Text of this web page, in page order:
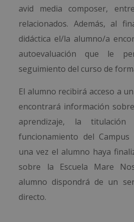
avid media composer,
relacionados. Además, al
didáctica el/la alumno/a
autoevaluación que le
seguimiento del curso de
El alumno recibirá acceso a
encontrará información
aprendizaje, la
funcionamiento del
una vez el alumno haya
sobre la Escuela Mare
alumno dispondrá de un
directo.